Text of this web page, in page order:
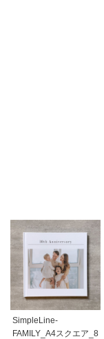
SimpleLine-
FAMILY_A4スクエア_8